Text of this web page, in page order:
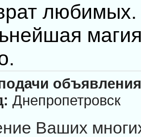
Днепропетровск
Ваших